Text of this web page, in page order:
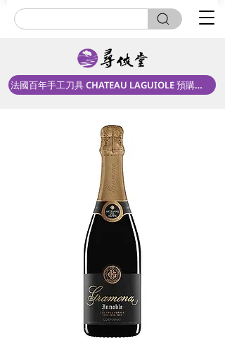
法國百年手工刀具 CHATEAU LAGUIOLE 預購中！